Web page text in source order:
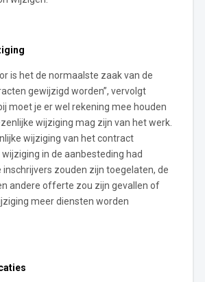
is het de normaalste zaak van de
gewijzigd worden”, vervolgt
moet je er wel rekening mee houden
wijziging mag zijn van het werk.
wijziging van het contract
in de aanbesteding had
inschrijvers zouden zijn toegelaten, de
andere offerte zou zijn gevallen of
meer diensten worden